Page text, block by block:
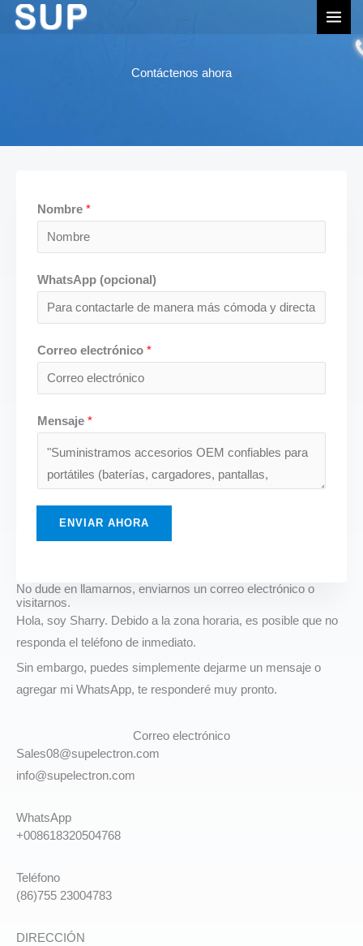
Contáctenos ahora
No dude en llamarnos, enviarnos un correo electrónico o
visitarnos.
Hola, soy Sharry. Debido a la zona horaria, es posible que no
responda el teléfono de inmediato.
Sin embargo, puedes simplemente dejarme un mensaje o
agregar mi WhatsApp, te responderé muy pronto.
Correo electrónico
Sales08@supelectron.com
info@supelectron.com
WhatsApp
+008618320504768
Teléfono
(86)755 23004783
DIRECCIÓN
Nombre *
WhatsApp (opcional)
Correo electrónico *
Mensaje *
ENVIAR AHORA